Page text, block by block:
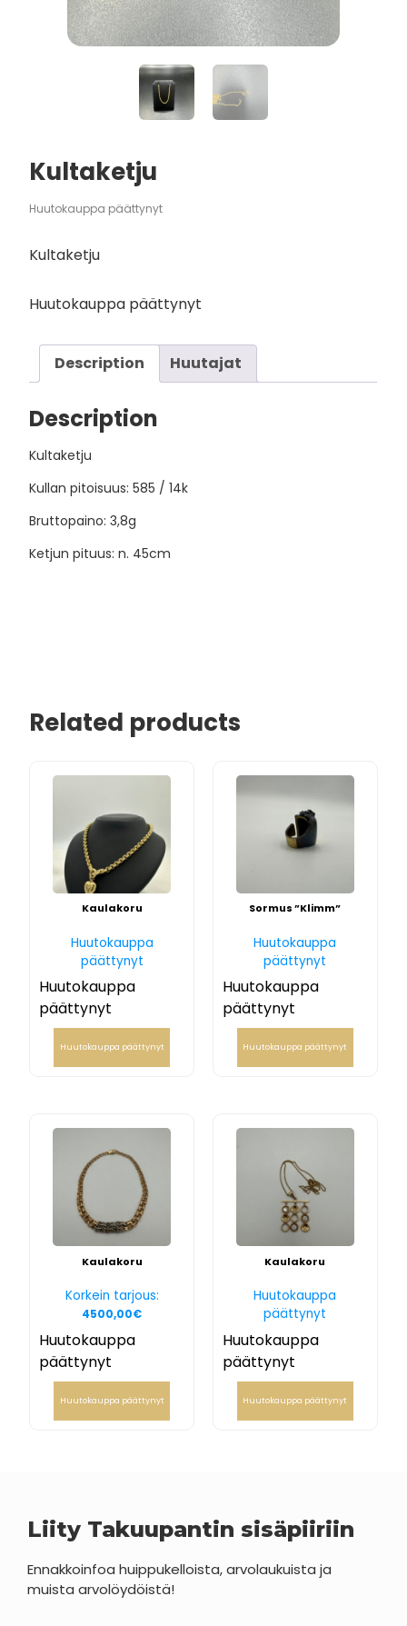
Kultaketju
Huutokauppa päättynyt
Kultaketju
Huutokauppa päättynyt
Description Huutajat
Description
Kultaketju
Kullan pitoisuus: 585 / 14k
Bruttopaino: 3,8g
Ketjun pituus: n. 45cm
Related products
Kaulakoru
Huutokauppa
päättynyt
Huutokauppa
päättynyt
Huutokauppa päättynyt
Sormus ”Klimm”
Huutokauppa
päättynyt
Huutokauppa
päättynyt
Huutokauppa päättynyt
Kaulakoru
Korkein tarjous:
4500,00€
Huutokauppa
päättynyt
Huutokauppa päättynyt
Kaulakoru
Huutokauppa
päättynyt
Huutokauppa
päättynyt
Huutokauppa päättynyt
Liity Takuupantin sisäpiiriin
Ennakkoinfoa huippukelloista, arvolaukuista ja
muista arvolöydöistä!